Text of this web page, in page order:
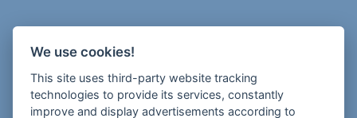
Die Freiheit 2
34117 Kassel
Newsletter abonnieren
We use cookies!
This site uses third-party website tracking
technologies to provide its services, constantly
improve and display advertisements according to